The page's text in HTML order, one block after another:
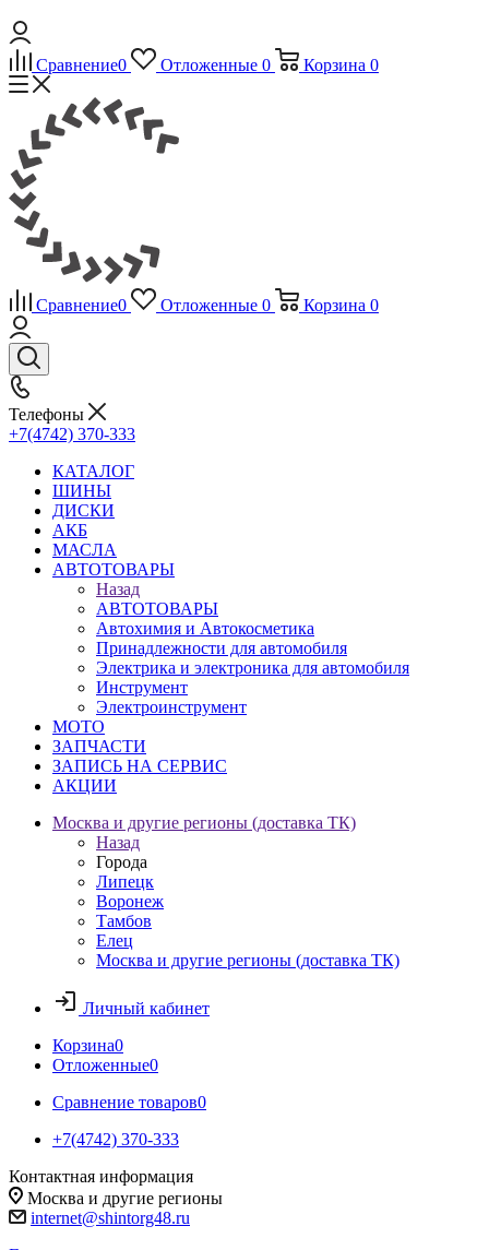
Сравнение0 Отложенные 0 Корзина 0
Сравнение0 Отложенные 0 Корзина 0
Телефоны
+7(4742) 370-333
КАТАЛОГ
ШИНЫ
ДИСКИ
АКБ
МАСЛА
АВТОТОВАРЫ
Назад
АВТОТОВАРЫ
Автохимия и Автокосметика
Принадлежности для автомобиля
Электрика и электроника для автомобиля
Инструмент
Электроинструмент
МОТО
ЗАПЧАСТИ
ЗАПИСЬ НА СЕРВИС
АКЦИИ
Москва и другие регионы (доставка ТК)
Назад
Города
Липецк
Воронеж
Тамбов
Елец
Москва и другие регионы (доставка ТК)
Личный кабинет
Корзина0
Отложенные0
Сравнение товаров0
+7(4742) 370-333
Контактная информация
Москва и другие регионы
internet@shintorg48.ru